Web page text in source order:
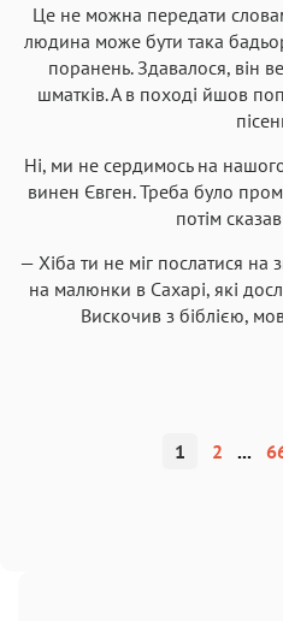
Це не можна передати
людина може бути така
поранень. Здавалося, він
шматків. А в поході йшов
Ні, ми не сердимось на
винен Євген. Треба було
потім
— Хіба ти не міг послатися на
на малюнки в Сахарі, які
Вискочив з біблією,
1 2 ...